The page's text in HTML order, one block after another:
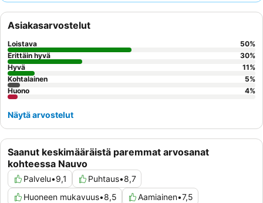
eristäytyneen kokemuksen saamiseksi harkitse
Hutinvaraamista.
Saanut keskimääräistä paremmat arvosanat
kohteessa Nauvo
Palvelu•9,1 Puhtaus•8,7
Huoneen mukavuus•8,5 Aamiainen•7,5
Asiakasarvostelut
Loistava 50%
Erittäin hyvä
30%
Hyvä
11%
Kohtalainen
5%
Huono
4%
Näytä arvostelut